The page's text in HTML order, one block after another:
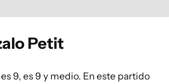
Petit
9, es 9 y medio. En este partido